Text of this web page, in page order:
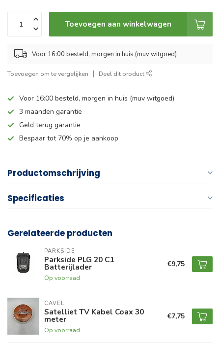
Toevoegen aan winkelwagen
Voor 16:00 besteld, morgen in huis (muv witgoed)
Toevoegen om te vergelijken Deel dit product
Voor 16:00 besteld, morgen in huis (muv witgoed)
3 maanden garantie
Geld terug garantie
Bespaar tot 70% op je aankoop
Productomschrijving
Specificaties
Gerelateerde producten
PARKSIDE
Parkside PLG 20 C1
Batterijlader
Op voorraad
€9,75
CAVEL
Satelliet TV Kabel Coax 30
meter
Op voorraad
€7,75